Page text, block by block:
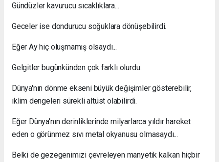
Gündüzler kavurucu sıcaklıklara...
Geceler ise dondurucu soğuklara dönüşebilirdi.
Eğer Ay hiç oluşmamış olsaydı...
Gelgitler bugünkünden çok farklı olurdu.
Dünya'nın dönme ekseni büyük değişimler gösterebilir,
iklim dengeleri sürekli altüst olabilirdi.
Eğer Dünya'nın derinliklerinde milyarlarca yıldır hareket
eden o görünmez sıvı metal okyanusu olmasaydı...
Belki de gezegenimizi çevreleyen manyetik kalkan hiçbir